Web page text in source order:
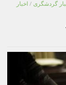
گردشگری / اخبار